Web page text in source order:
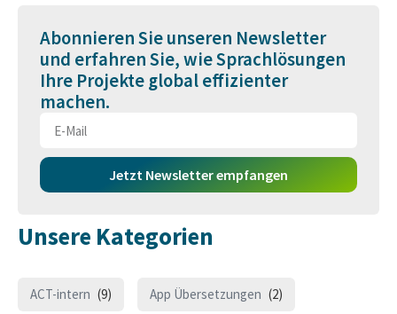
Abonnieren Sie unseren Newsletter
und erfahren Sie, wie Sprachlösungen
Ihre Projekte global effizienter
machen.
Jetzt Newsletter empfangen
Unsere Kategorien
ACT-intern (9) App Übersetzungen (2)